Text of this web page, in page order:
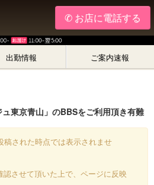
✆ お店に電話する
出勤情報 ご案内速報
東京青山」のBBSをご利用頂き有難
された時点では表示されませ
させて頂いた上で、ページに反映